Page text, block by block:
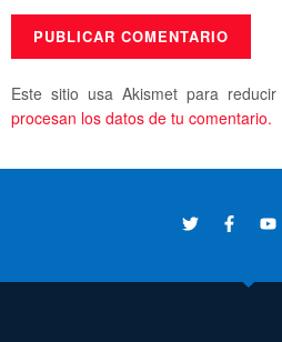
Este sitio usa Akismet para
procesan los datos de tu comentario.